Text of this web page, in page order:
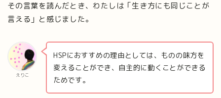
その言葉を読んだとき、わたしは「生き方にも同じことが
言える」と感じました。
えりこ
HSPにおすすめの理由としては、ものの味方を
変えることができ、自主的に動くことができる
ためです。